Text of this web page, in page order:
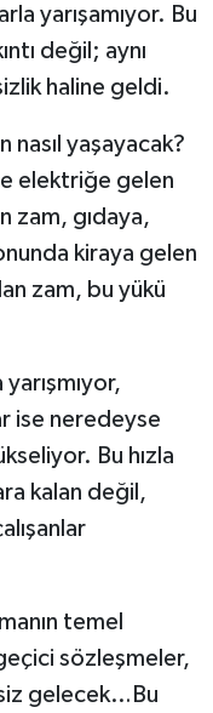
yarışamıyor. Bu
değil; aynı
haline geldi.
yaşayacak?
elektriğe gelen
zam, gıdaya,
kiraya gelen
zam, bu yükü
ise neredeyse
Bu hızla
kalan değil,
temel
sözleşmeler,
gelecek…Bu